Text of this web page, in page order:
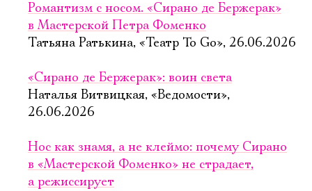
Романтизм с носом. «Сирано де Бержерак»
в Мастерской Петра Фоменко
Татьяна Ратькина, «Театр To Go», 26.06.2026
«Сирано де Бержерак»: воин света
Наталья Витвицкая, «Ведомости»,
26.06.2026
Нос как знамя, а не клеймо: почему Сирано
в «Мастерской Фоменко» не страдает,
а режиссирует